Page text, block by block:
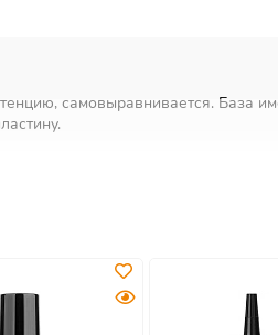
самовыравнивается. База